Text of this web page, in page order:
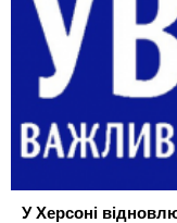
У Херсоні